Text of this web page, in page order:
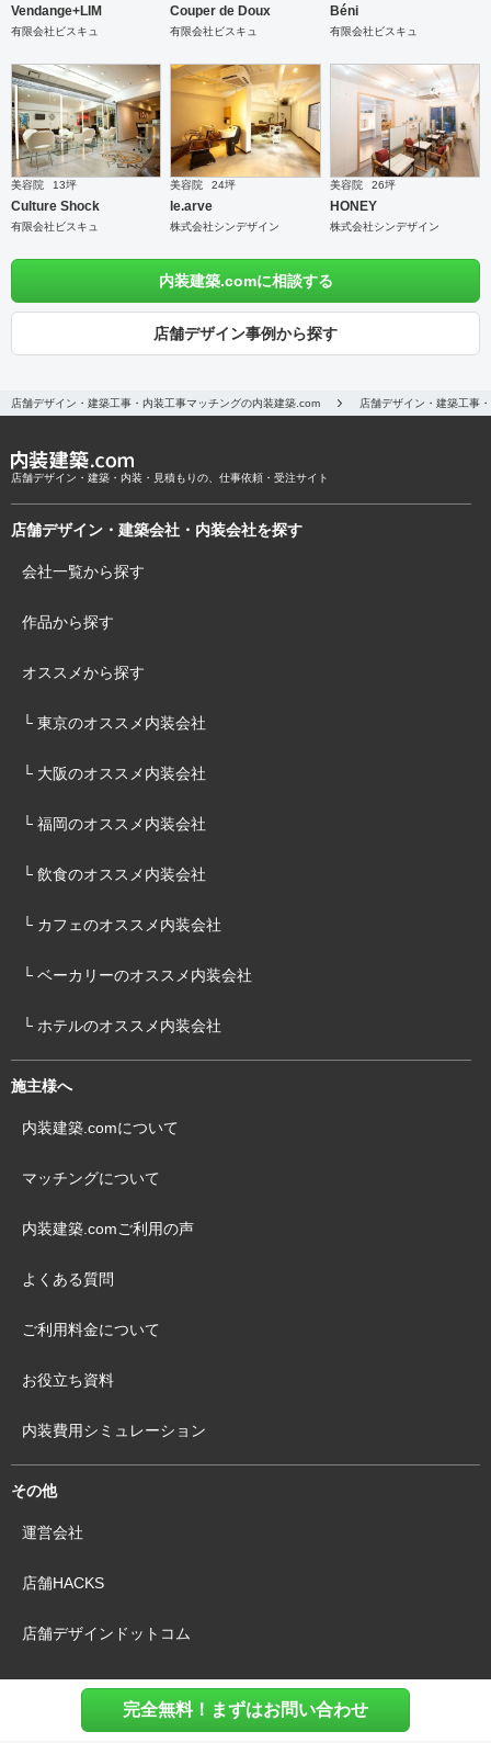
Vendange+LIM
有限会社ビスキュ
Couper de Doux
有限会社ビスキュ
Béni
有限会社ビスキュ
美容院 13坪
Culture Shock
有限会社ビスキュ
美容院 24坪
le.arve
株式会社シンデザイン
美容院 26坪
HONEY
株式会社シンデザイン
内装建築.comに相談する
店舗デザイン事例から探す
完全無料！まずはお問い合わせ
店舗デザイン・建築工事・内装工事マッチングの内装建築.com 店舗デザイン・建築工事
店舗デザイン・建築・内装・見積もりの、仕事依頼・受注サイト
店舗デザイン・建築会社・内装会社を探す
会社一覧から探す
作品から探す
オススメから探す
└ 東京のオススメ内装会社
└ 大阪のオススメ内装会社
└ 福岡のオススメ内装会社
└ 飲食のオススメ内装会社
└ カフェのオススメ内装会社
└ ベーカリーのオススメ内装会社
└ ホテルのオススメ内装会社
施主様へ
内装建築.comについて
マッチングについて
内装建築.comご利用の声
よくある質問
ご利用料金について
お役立ち資料
内装費用シミュレーション
その他
運営会社
店舗HACKS
店舗デザインドットコム